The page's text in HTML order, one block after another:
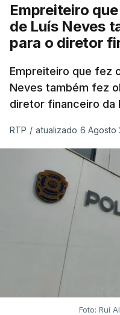
Empreiteiro
de Luís Neves
para o diretor
Empreiteiro que fez
Neves também fez
diretor financeiro da
RTP / atualizado 6 Agosto
Foto: Rui